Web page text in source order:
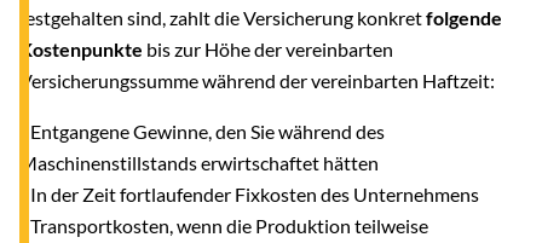
festgehalten sind, zahlt die Versicherung konkretfolgende
Kostenpunkte bis zur Höhe der vereinbarten
Versicherungssumme während der vereinbarten Haftzeit:
- Entgangene Gewinne, den Sie während des
Maschinenstillstands erwirtschaftet hätten
- In der Zeit fortlaufender Fixkosten des Unternehmens
- Transportkosten, wenn die Produktion teilweise